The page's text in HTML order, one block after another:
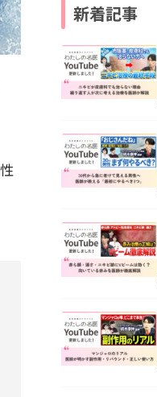
新着記事